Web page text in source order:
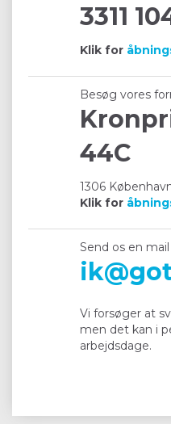
3311
Klik for
Besøg vores
44C
1306
Klik for
Send os en mail
Vi forsøger at
men det kan i
arbejdsdage.